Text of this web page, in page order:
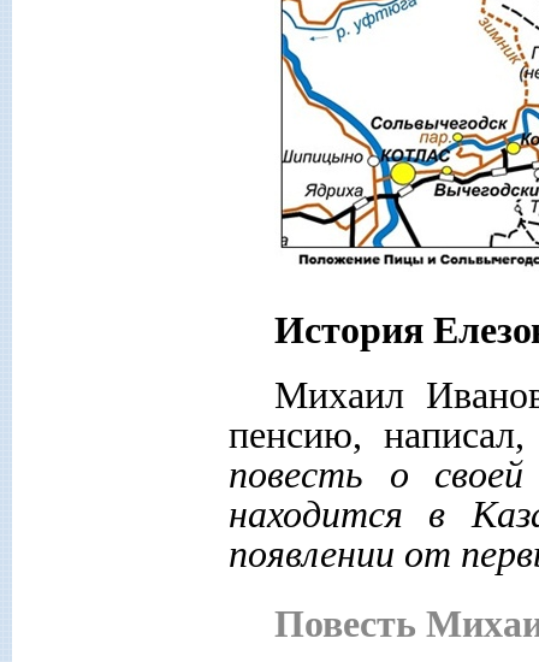
История
Михаил
пенсию,
повесть о своей
находится в
появлении от
Повесть